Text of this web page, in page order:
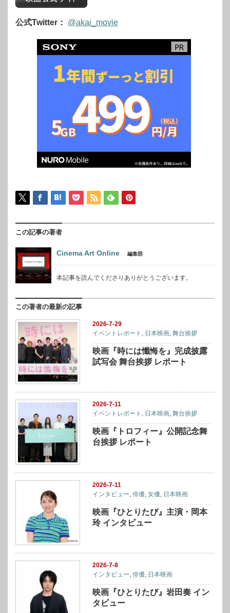
公式Twitter： @akai_movie
この記事の著者
Cinema Art Online 編集部
本記事を読んでくださりありがとうございます。
この著者の最新の記事
2026-7-29
イベントレポート
日本映画 ,舞台挨拶
映画『時には懺悔を』完成披露
試写会 舞台挨拶 レポート
2026-7-11
イベントレポート , 日本映画,舞台挨拶
映画『トロフィー』公開記念舞
台挨拶 レポート
2026-7-11
インタビュー ,俳優 ,女優 日本映画
映画『ひとりたび』主演・岡本
玲 インタビュー
2026-7-8
インタビュー,俳優, 日本映画
映画『ひとりたび』岩田奏 イン
タビュー